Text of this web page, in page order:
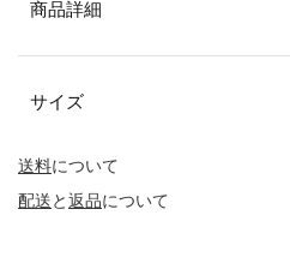
送料について
配送と返品について
商品詳細
サイズ